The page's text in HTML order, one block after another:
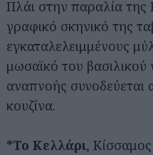
Πλάι στην παραλία
γραφικό σκηνικό της
εγκαταλελειμμένους
μωσαϊκό του
αναπνοής συνοδεύεται
κουζίνα.
*Το Κελλάρι, Κίσσαμος